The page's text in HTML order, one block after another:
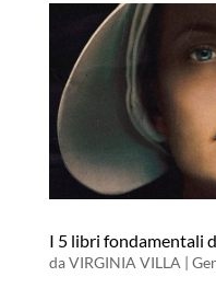
I 5 libri fondamentali
daVIRGINIA VILLA|